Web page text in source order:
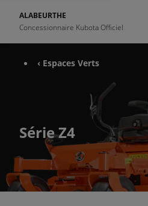
ALABEURTHE
Concessionnaire Kubota Officiel
‹ Espaces Verts
Série Z4